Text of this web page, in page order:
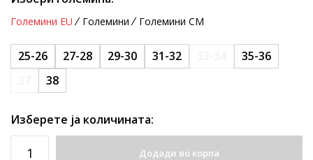
Големини EU Големини Големини CM
25-26 27-28 29-30 31-32
35-36
38
Изберете ја количината:
Додади во корпа